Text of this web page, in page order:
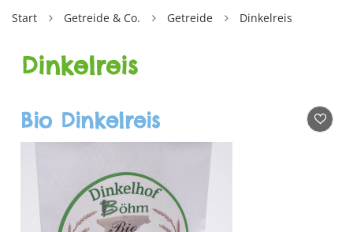
Start Getreide & Co. Getreide Dinkelreis
Dinkelreis
Bio Dinkelreis